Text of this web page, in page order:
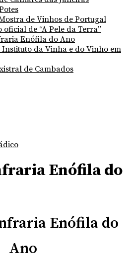
de Vinhos de Portugal
de “A Pele da Terra”
Enófila do Ano
Instituto da Vinha e do Vinho em
de Cambados
Enófila do
Enófila do
Ano